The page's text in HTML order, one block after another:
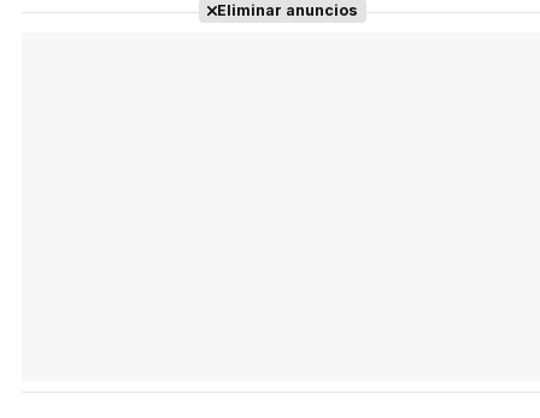
Eliminar anuncios